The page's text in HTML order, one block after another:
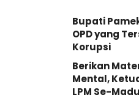
Bupati
OPD yang
Korupsi
Berikan
Mental,
LPM Se-